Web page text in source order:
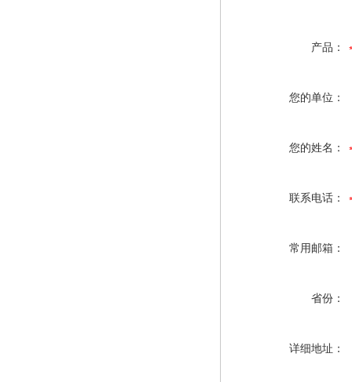
产品：
您的单位：
您的姓名：
联系电话：
常用邮箱：
省份：
详细地址：